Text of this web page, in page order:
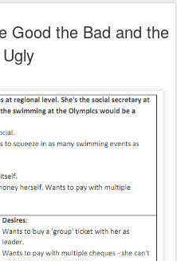
Good the Bad and the
Ugly